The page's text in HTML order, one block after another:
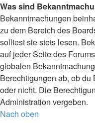
Was sind
Bekanntmachungen
zu dem Bereich des
solltest sie stets lesen.
auf jeder Seite des
globalen
Berechtigungen ab, ob
oder nicht. Die
Administration vergeben.
Nach oben